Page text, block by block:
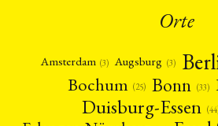
Orte
Amsterdam (3) Augsburg (3)
Bochum (25) Bonn (33)
Duisburg-Essen